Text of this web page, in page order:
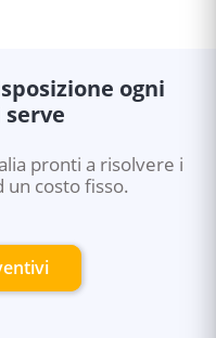
ogni
pronti a risolvere i
un costo fisso.